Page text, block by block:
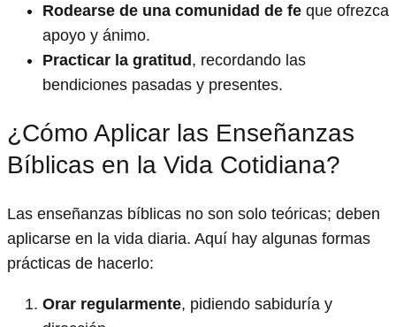
Rodearse de una comunidad de fe que ofrezca
apoyo y ánimo.
Practicar la gratitud, recordando las
bendiciones pasadas y presentes.
¿Cómo Aplicar las Enseñanzas
Bíblicas en la Vida Cotidiana?
Las enseñanzas bíblicas no son solo teóricas; deben
aplicarse en la vida diaria. Aquí hay algunas formas
prácticas de hacerlo:
Orar regularmente, pidiendo sabiduría y